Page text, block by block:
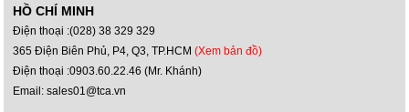
HỒ CHÍ MINH
Điện thoại :(028) 38 329 329
365 Điện Biên Phủ, P4, Q3, TP.HCM(Xem bản đồ)
Điện thoại :0903.60.22.46 (Mr. Khánh)
Email: sales01@tca.vn